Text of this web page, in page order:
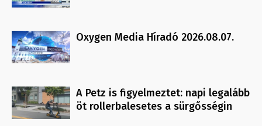
Oxygen Media Híradó 2026.08.07.
A Petz is figyelmeztet: napi legalább
öt rollerbalesetes a sürgősségin